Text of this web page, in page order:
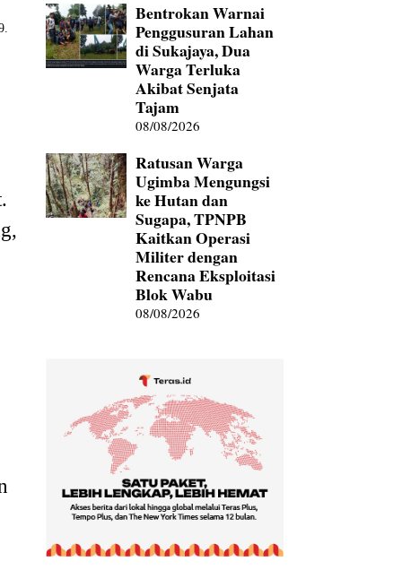
Bentrokan Warnai
Penggusuran Lahan
di Sukajaya, Dua
Warga Terluka
Akibat Senjata
Tajam
08/08/2026
Ratusan Warga
Ugimba Mengungsi
ke Hutan dan
Sugapa, TPNPB
Kaitkan Operasi
Militer dengan
Rencana Eksploitasi
Blok Wabu
08/08/2026